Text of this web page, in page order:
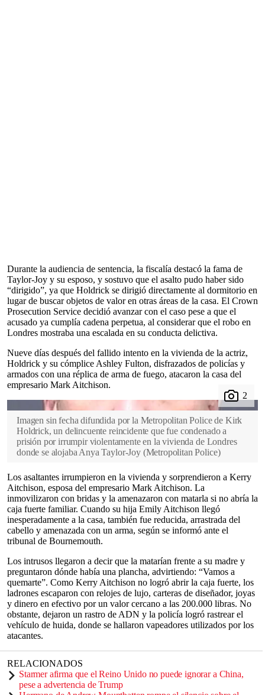
Durante la audiencia de sentencia, la fiscalía destacó la fama de
Taylor-Joy y su esposo, y sostuvo que el asalto pudo haber sido
“dirigido”, ya que Holdrick se dirigió directamente al dormitorio en
lugar de buscar objetos de valor en otras áreas de la casa. El Crown
Prosecution Service decidió avanzar con el caso pese a que el
acusado ya cumplía cadena perpetua, al considerar que el robo en
Londres mostraba una escalada en su conducta delictiva.
Nueve días después del fallido intento en la vivienda de la actriz,
Holdrick y su cómplice Ashley Fulton, disfrazados de policías y
armados con una réplica de arma de fuego, atacaron la casa del
empresario Mark Aitchison.
Imagen sin fecha difundida por la Metropolitan Police de Kirk
Holdrick, un delincuente reincidente que fue condenado a
prisión por irrumpir violentamente en la vivienda de Londres
donde se alojaba Anya Taylor-Joy (Metropolitan Police)
Los asaltantes irrumpieron en la vivienda y sorprendieron a Kerry
Aitchison, esposa del empresario Mark Aitchison. La
inmovilizaron con bridas y la amenazaron con matarla si no abría la
caja fuerte familiar. Cuando su hija Emily Aitchison llegó
inesperadamente a la casa, también fue reducida, arrastrada del
cabello y amenazada con un arma, según se informó ante el
tribunal de Bournemouth.
Los intrusos llegaron a decir que la matarían frente a su madre y
preguntaron dónde había una plancha, advirtiendo: “Vamos a
quemarte”. Como Kerry Aitchison no logró abrir la caja fuerte, los
ladrones escaparon con relojes de lujo, carteras de diseñador, joyas
y dinero en efectivo por un valor cercano a las 200.000 libras. No
obstante, dejaron un rastro de ADN y la policía logró rastrear el
vehículo de huida, donde se hallaron vapeadores utilizados por los
atacantes.
RELACIONADOS
Starmer afirma que el Reino Unido no puede ignorar a China,
pese a advertencia de Trump